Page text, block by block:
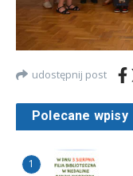
udostępnij post
Polecane wpisy
1